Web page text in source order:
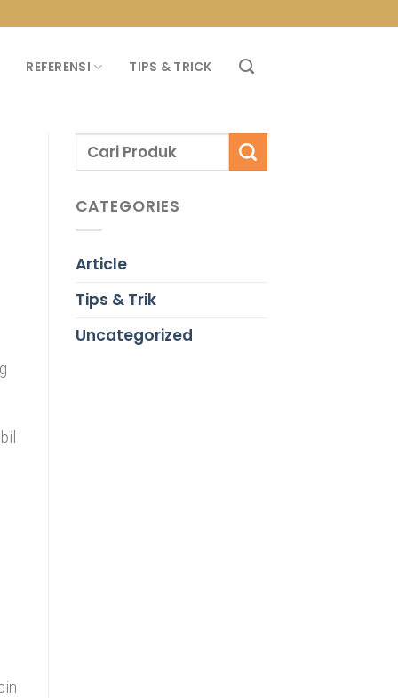
REFERENSI TIPS & TRICK
CATEGORIES
Article
Tips & Trik
Uncategorized